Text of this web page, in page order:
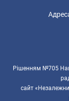
Адреса:
Рішенням №705
сайт